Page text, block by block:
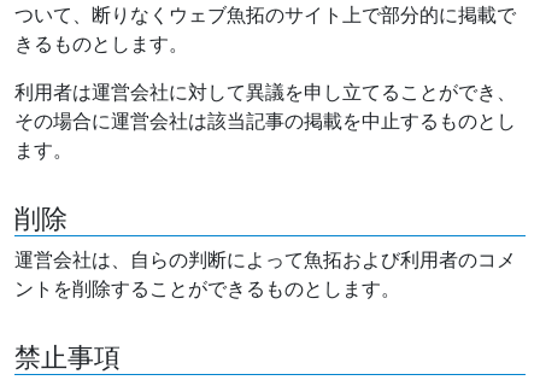
ついて、断りなくウェブ魚拓のサイト上で部分的に掲載で
きるものとします。
利用者は運営会社に対して異議を申し立てることができ、
その場合に運営会社は該当記事の掲載を中止するものとし
ます。
削除
運営会社は、自らの判断によって魚拓および利用者のコメ
ントを削除することができるものとします。
禁止事項